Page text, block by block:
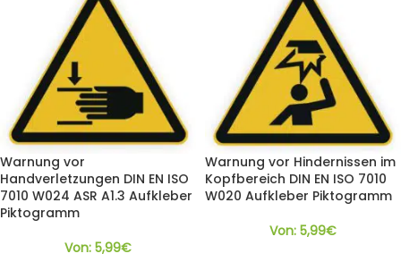
Warnung vor
Handverletzungen DIN EN ISO
7010 W024 ASR A1.3 Aufkleber
Piktogramm
Von: 5,99€
Warnung vor Hindernissen im
Kopfbereich DIN EN ISO 7010
W020 Aufkleber Piktogramm
Von: 5,99€